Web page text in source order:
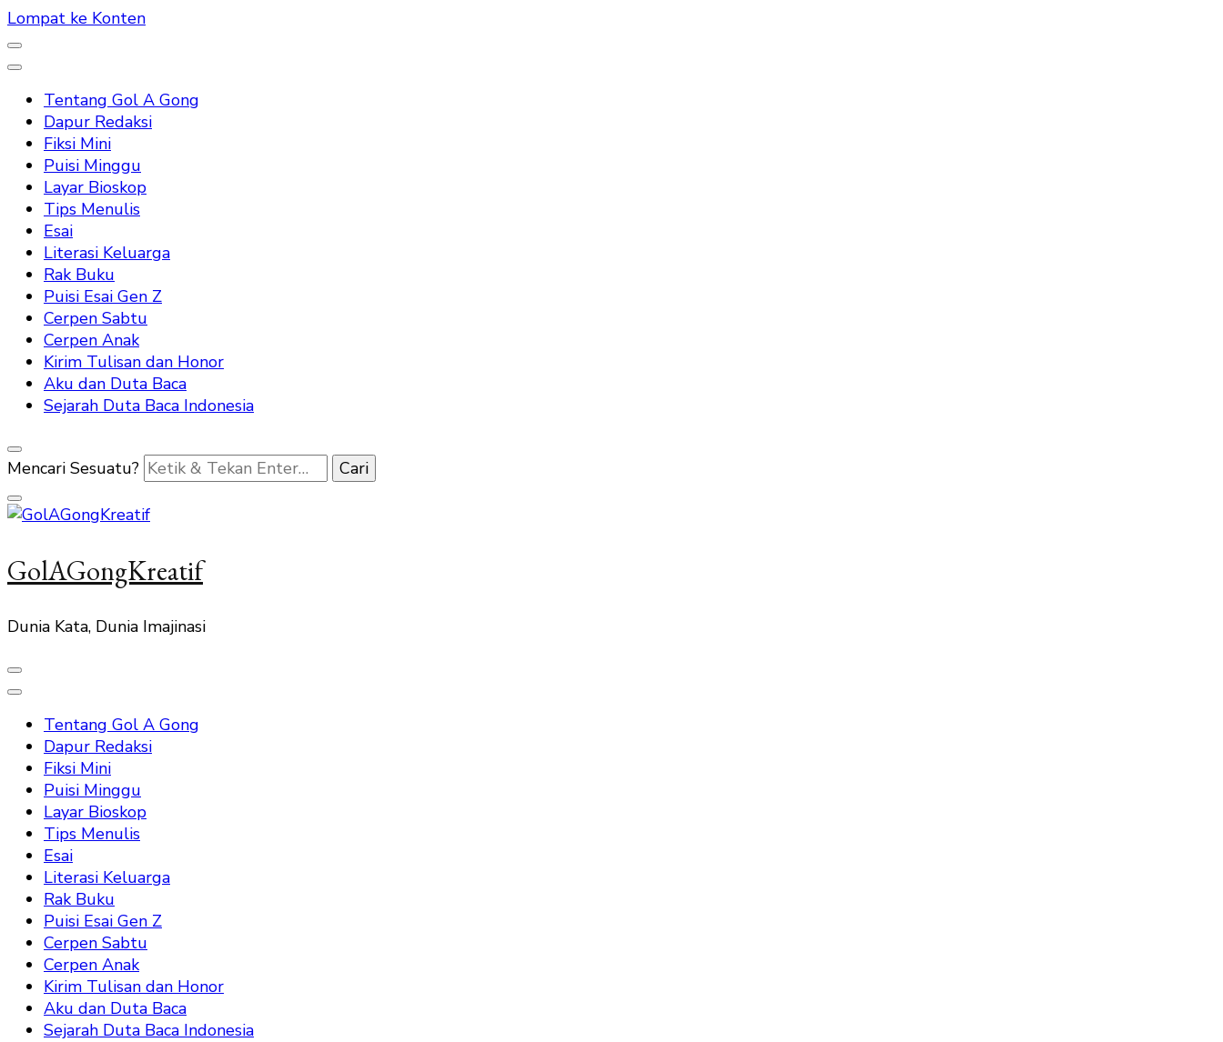
Lompat ke Konten
Tentang Gol A Gong
Dapur Redaksi
Fiksi Mini
Puisi Minggu
Layar Bioskop
Tips Menulis
Esai
Literasi Keluarga
Rak Buku
Puisi Esai Gen Z
Cerpen Sabtu
Cerpen Anak
Kirim Tulisan dan Honor
Aku dan Duta Baca
Sejarah Duta Baca Indonesia
Mencari Sesuatu?
GolAGongKreatif
Dunia Kata, Dunia Imajinasi
Tentang Gol A Gong
Dapur Redaksi
Fiksi Mini
Puisi Minggu
Layar Bioskop
Tips Menulis
Esai
Literasi Keluarga
Rak Buku
Puisi Esai Gen Z
Cerpen Sabtu
Cerpen Anak
Kirim Tulisan dan Honor
Aku dan Duta Baca
Sejarah Duta Baca Indonesia